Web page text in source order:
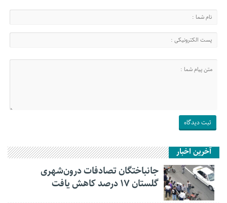
آخرین اخبار
جانباختگان تصادفات درون‌شهری
گلستان ۱۷ درصد کاهش یافت